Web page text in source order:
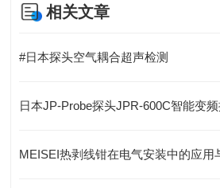
相关文章
#日本探头空气耦合超声检测
MEISEI热剥线钳在电气安装中的应用